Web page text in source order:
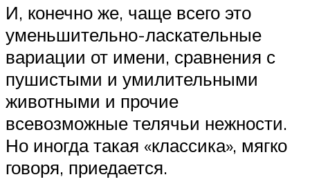
И, конечно же, чаще всего это
уменьшительно-ласкательные
вариации от имени, сравнения с
пушистыми и умилительными
животными и прочие
всевозможные телячьи нежности.
Но иногда такая «классика», мягко
говоря, приедается.